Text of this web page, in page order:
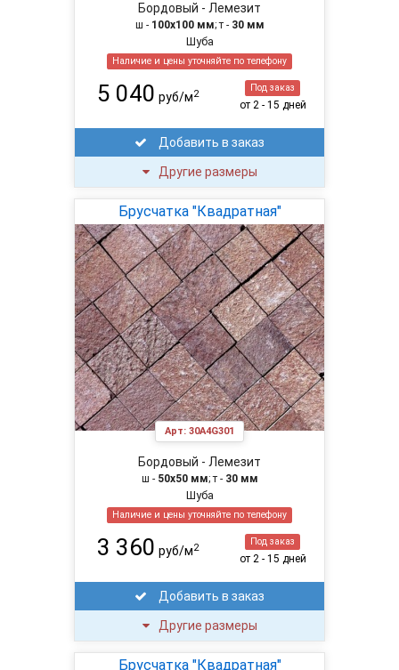
Бордовый - Лемезит
ш - 100х100 мм; т - 30 мм
Шуба
Наличие и цены уточняйте по телефону
5 040 руб/м2
Под заказ
от 2 - 15 дней
Добавить в заказ
Другие размеры
Арт: 30A4G301
Брусчатка "Квадратная"
Бордовый - Лемезит
ш - 50х50 мм; т - 30 мм
Шуба
Наличие и цены уточняйте по телефону
3 360 руб/м2
Под заказ
от 2 - 15 дней
Добавить в заказ
Другие размеры
Брусчатка "Квадратная"